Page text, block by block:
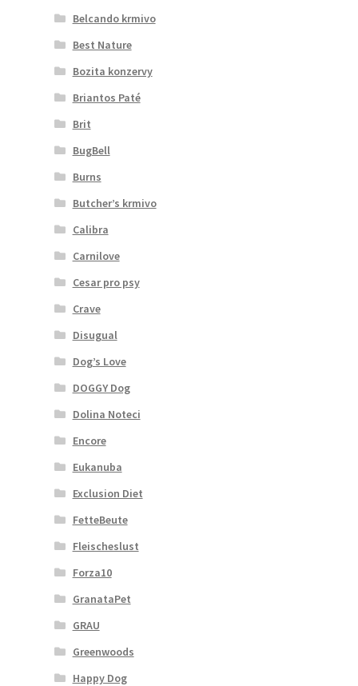
Belcando krmivo
Best Nature
Bozita konzervy
Briantos Paté
Brit
BugBell
Burns
Butcher’s krmivo
Calibra
Carnilove
Cesar pro psy
Crave
Disugual
Dog’s Love
DOGGY Dog
Dolina Noteci
Encore
Eukanuba
Exclusion Diet
FetteBeute
Fleischeslust
Forza10
GranataPet
GRAU
Greenwoods
Happy Dog